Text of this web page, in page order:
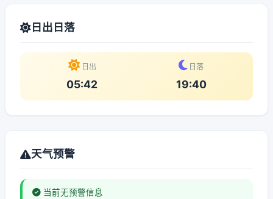
日出日落
日出
05:42
日落
19:40
天气预警
当前无预警信息